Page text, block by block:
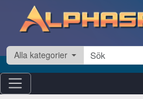
Hoppa till innehåll
Alla kategorier